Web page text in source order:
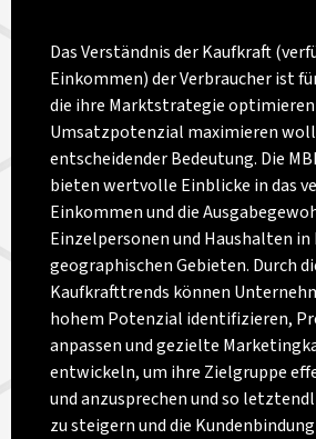
Das Verständnis der Kaufkraft
Einkommen) der Verbraucher ist
die ihre Marktstrategie
Umsatzpotenzial maximieren
entscheidender Bedeutung. Die
bieten wertvolle Einblicke in das
Einkommen und die
Einzelpersonen und Haushalten
geographischen Gebieten. Durch
Kaufkrafttrends können
hohem Potenzial identifizieren,
anpassen und gezielte
entwickeln, um ihre Zielgruppe
und anzusprechen und so
zu steigern und die